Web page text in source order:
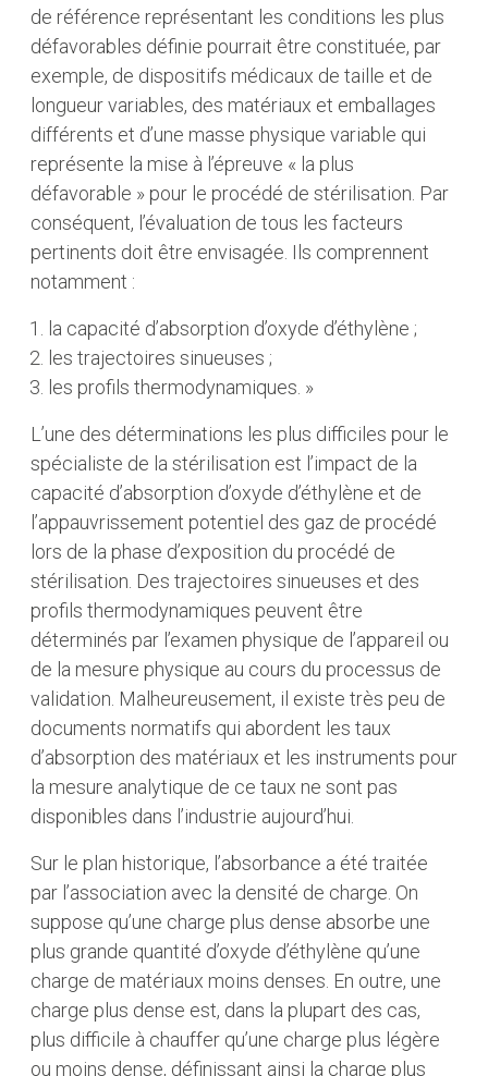
de référence représentant les conditions les plus
défavorables définie pourrait être constituée, par
exemple, de dispositifs médicaux de taille et de
longueur variables, des matériaux et emballages
différents et d’une masse physique variable qui
représente la mise à l’épreuve « la plus
défavorable » pour le procédé de stérilisation. Par
conséquent, l’évaluation de tous les facteurs
pertinents doit être envisagée. Ils comprennent
notamment :
la capacité d’absorption d’oxyde d’éthylène ;
les trajectoires sinueuses ;
les profils thermodynamiques. »
L’une des déterminations les plus difficiles pour le
spécialiste de la stérilisation est l’impact de la
capacité d’absorption d’oxyde d’éthylène et de
l’appauvrissement potentiel des gaz de procédé
lors de la phase d’exposition du procédé de
stérilisation. Des trajectoires sinueuses et des
profils thermodynamiques peuvent être
déterminés par l’examen physique de l’appareil ou
de la mesure physique au cours du processus de
validation. Malheureusement, il existe très peu de
documents normatifs qui abordent les taux
d’absorption des matériaux et les instruments pour
la mesure analytique de ce taux ne sont pas
disponibles dans l’industrie aujourd’hui.
Sur le plan historique, l’absorbance a été traitée
par l’association avec la densité de charge. On
suppose qu’une charge plus dense absorbe une
plus grande quantité d’oxyde d’éthylène qu’une
charge de matériaux moins denses. En outre, une
charge plus dense est, dans la plupart des cas,
plus difficile à chauffer qu’une charge plus légère
ou moins dense, définissant ainsi la charge plus